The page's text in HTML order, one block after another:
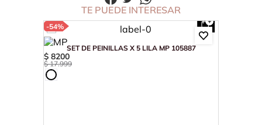
TE PUEDE INTERESAR
-54%
SET DE PEINILLAS X 5 LILA MP 105887
$ 8200
$ 17.999